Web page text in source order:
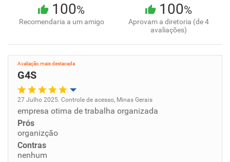
100%
Recomendaria a um amigo
100%
Aprovam a diretoria (de 4
avaliações)
Avaliação mais destacada
G4S
Oportunidade de promoção
Ambiente de trabalho
27 Julho 2025. Controle de acesso, Minas Gerais
empresa otima de trabalha organizada
Prós
organizção
Contras
nenhum